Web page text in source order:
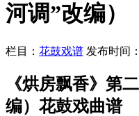
河调”改编）
栏目： 花鼓戏谱 发布时间
《烘房飘香》第
编）花鼓戏曲谱